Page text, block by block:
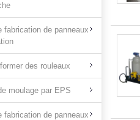
fabrication de panneaux
des rouleaux
moulage par EPS
fabrication de panneaux